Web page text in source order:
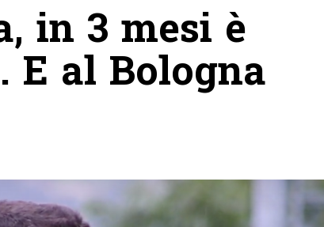
in 3 mesi è
E al Bologna